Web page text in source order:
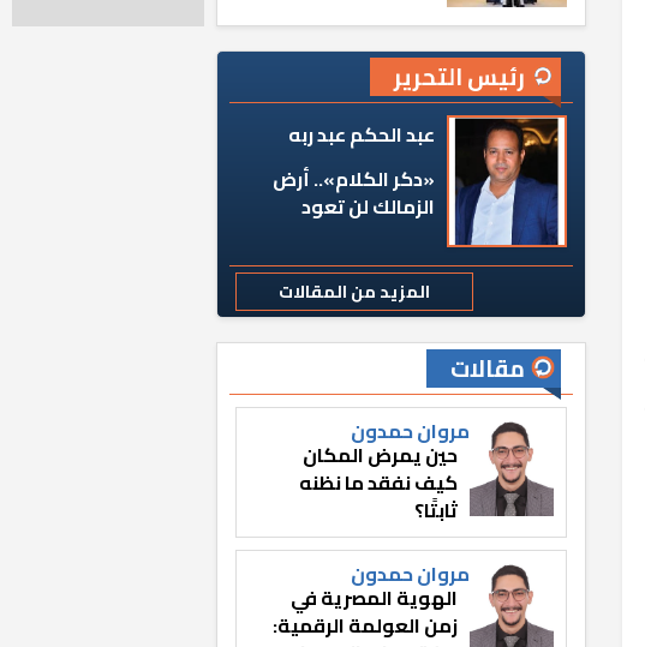
رئيس التحرير
عبد الحكم عبد ربه
«دكر الكلام».. أرض
الزمالك لن تعود
المزيد من المقالات
مقالات
مروان حمدون
حين يمرض المكان
كيف نفقد ما نظنه
ثابتًا؟
مروان حمدون
الهوية المصرية في
زمن العولمة الرقمية: